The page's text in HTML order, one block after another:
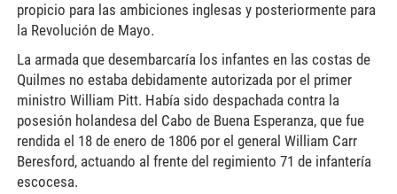
propicio para las ambiciones inglesas y posteriormente para
la Revolución de Mayo.
La armada que desembarcaría los infantes en las costas de
Quilmes no estaba debidamente autorizada por el primer
ministro William Pitt. Había sido despachada contra la
posesión holandesa del Cabo de Buena Esperanza, que fue
rendida el 18 de enero de 1806 por el general William Carr
Beresford, actuando al frente del regimiento 71 de infantería
escocesa.